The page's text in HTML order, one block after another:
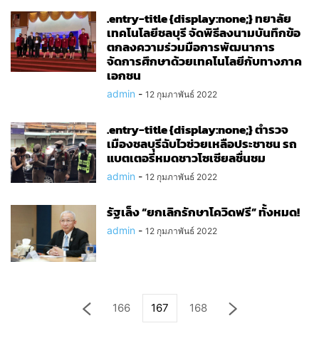
.entry-title {display:none;} ทยาลัย
เทคโนโลยีชลบุรี จัดพิธีลงนามบันทึกข้อ
ตกลงความร่วมมือการพัฒนาการ
จัดการศึกษาด้วยเทคโนโลยีกับทางภาค
เอกชน
admin - 12 กุมภาพันธ์ 2022
.entry-title {display:none;} ตำรวจ
เมืองชลบุรีฉับไวช่วยเหลือประชาชน รถ
แบตเตอรี่หมดชาวโซเซียลชื่นชม
admin - 12 กุมภาพันธ์ 2022
รัฐเล็ง “ยกเลิกรักษาโควิดฟรี” ทั้งหมด!
admin - 12 กุมภาพันธ์ 2022
166 167 168